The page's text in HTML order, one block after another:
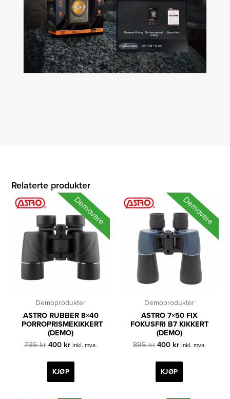
Relaterte produkter
Demovare
Demoprodukter
ASTRO RUBBER 8×40
PORROPRISMEKIKKERT
(DEMO)
795kr Opprinnelig
var:
795 kr.
400 krNåværende
er:
inkl. mva.
KJØP
Demovare
Demoprodukter
ASTRO 7×50 FIX
FOKUSFRI B7 KIKKERT
(DEMO)
895kr Opprinnelig
var:
895 kr.
400 krNåværende
er:
inkl. mva.
KJØP